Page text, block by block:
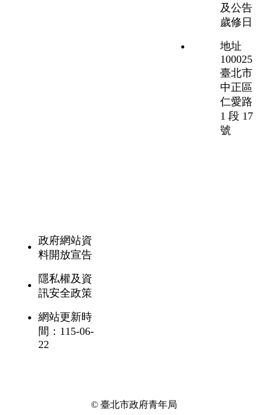
及公告
歲修日
地址
100025
臺北市
中正區
仁愛路
1 段 17
號
政府網站資
料開放宣告
隱私權及資
訊安全政策
網站更新時
間：115-06-
22
© 臺北市政府青年局